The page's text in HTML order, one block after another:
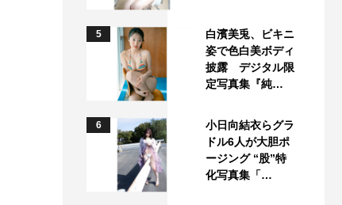
5
白濱美兎、ビキニ
姿で色白美ボディ
披露 デジタル限
定写真集『純…
6
小日向結衣らグラ
ドル6人が大胆ポ
ージング “股”特
化写真集「…